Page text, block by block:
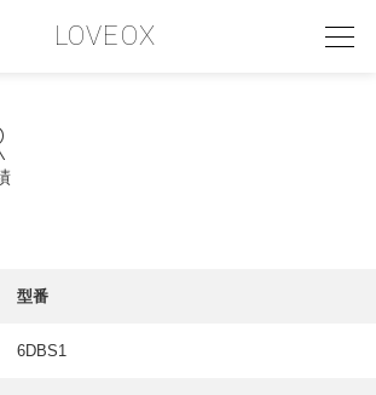
LOVEOX
PROFILE
型番
6DBS1